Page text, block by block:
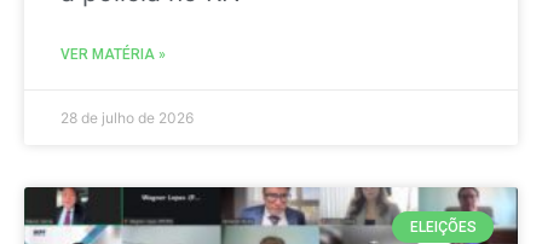
VER MATÉRIA »
28 de julho de 2026
ELEIÇÕES